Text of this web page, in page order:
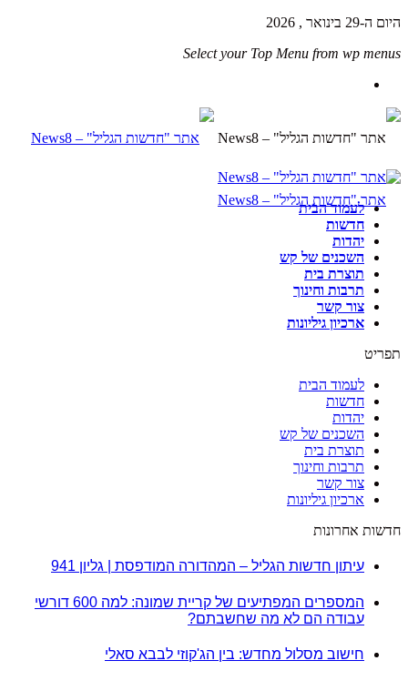
היום ה-29 בינואר , 2026
Select your Top Menu from wp menus
לעמוד הבית
חדשות
יהדות
השכנים של קש
תוצרת בית
תרבות וחינוך
צור קשר
ארכיון גיליונות
תפריט
לעמוד הבית
חדשות
יהדות
השכנים של קש
תוצרת בית
תרבות וחינוך
צור קשר
ארכיון גיליונות
חדשות אחרונות
עיתון חדשות הגליל – המהדורה המודפסת | גליון 941
המספרים המפתיעים של קריית שמונה: למה 600 דורשי
עבודה הם לא מה שחשבתם?
חישוב מסלול מחדש: בין הג'קוזי לבבא סאלי